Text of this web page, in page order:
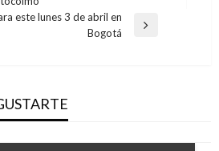
este lunes 3 de abril en
Bogotá